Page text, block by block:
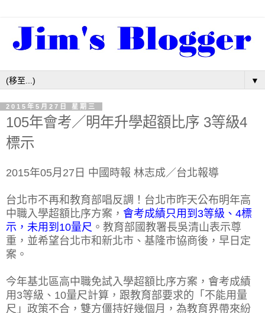
▼
2015年5月27日 星期三
105年會考／明年升學超額比序 3等級4
標示
2015年05月27日 中國時報 林志成／台北報導
台北市不再和教育部唱反調！台北市昨天公布明年高
中職入學超額比序方案， 會考成績只用到3等級、4標
示，未用到10量尺 。教育部國教署長吳清山表示尊
重，並希望台北市和新北市、基隆市協商後，早日定
案。
今年基北區高中職免試入學超額比序方案，會考成績
用3等級、10量尺計算，跟教育部要求的「不能用量
尺」政策不合，雙方僵持好幾個月，為教育界帶來紛